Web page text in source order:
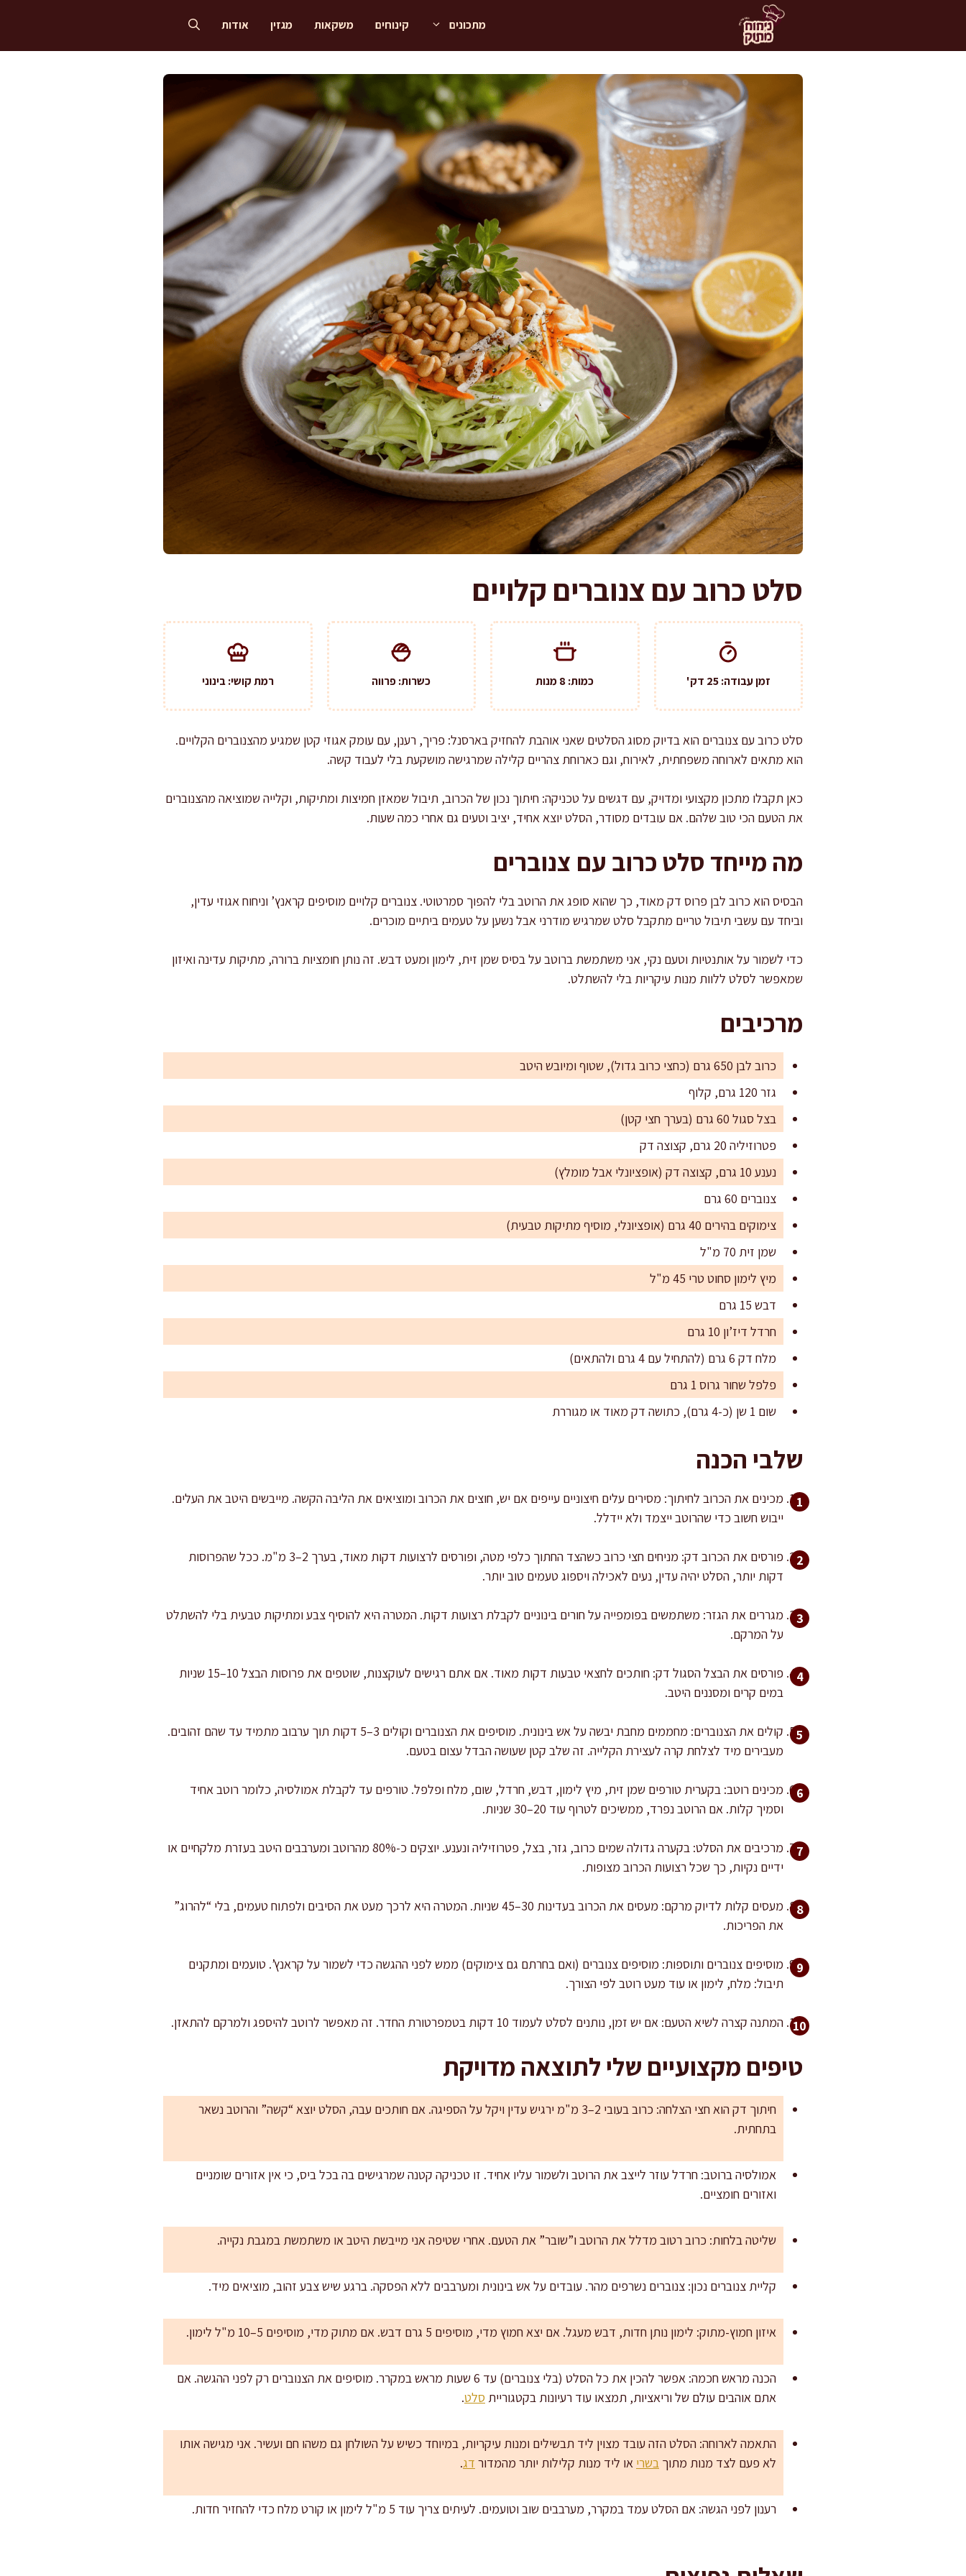
מתכונים קינוחים משקאות מגזין אודות
סלט כרוב עם צנוברים קלויים
זמן עבודה: 25 דק' כמות: 8 מנות כשרות: פרווה רמת קושי: בינוני
סלט כרוב עם צנוברים הוא בדיוק מסוג הסלטים שאני אוהבת להחזיק בארסנל: פריך, רענן, עם עומק אגוזי קטן שמגיע מהצנוברים הקלויים.
הוא מתאים לארוחה משפחתית, לאירוח, וגם כארוחת צהריים קלילה שמרגישה מושקעת בלי לעבוד קשה.
כאן תקבלו מתכון מקצועי ומדויק, עם דגשים על טכניקה: חיתוך נכון של הכרוב, תיבול שמאזן חמיצות ומתיקות, וקלייה שמוציאה מהצנוברים
את הטעם הכי טוב שלהם. אם עובדים מסודר, הסלט יוצא אחיד, יציב וטעים גם אחרי כמה שעות.
מה מייחד סלט כרוב עם צנוברים
הבסיס הוא כרוב לבן פרוס דק מאוד, כך שהוא סופג את הרוטב בלי להפוך סמרטוטי. צנוברים קלויים מוסיפים קראנץ’ וניחוח אגוזי עדין,
וביחד עם עשבי תיבול טריים מתקבל סלט שמרגיש מודרני אבל נשען על טעמים ביתיים מוכרים.
כדי לשמור על אותנטיות וטעם נקי, אני משתמשת ברוטב על בסיס שמן זית, לימון ומעט דבש. זה נותן חומציות ברורה, מתיקות עדינה ואיזון
שמאפשר לסלט ללוות מנות עיקריות בלי להשתלט.
מרכיבים
כרוב לבן 650 גרם (כחצי כרוב גדול), שטוף ומיובש היטב
גזר 120 גרם, קלוף
בצל סגול 60 גרם (בערך חצי קטן)
פטרוזיליה 20 גרם, קצוצה דק
נענע 10 גרם, קצוצה דק (אופציונלי אבל מומלץ)
צנוברים 60 גרם
צימוקים בהירים 40 גרם (אופציונלי, מוסיף מתיקות טבעית)
שמן זית 70 מ"ל
מיץ לימון סחוט טרי 45 מ"ל
דבש 15 גרם
חרדל דיז’ון 10 גרם
מלח דק 6 גרם (להתחיל עם 4 גרם ולהתאים)
פלפל שחור גרוס 1 גרם
שום 1 שן (כ-4 גרם), כתושה דק מאוד או מגוררת
שלבי הכנה
מכינים את הכרוב לחיתוך: מסירים עלים חיצוניים עייפים אם יש, חוצים את הכרוב ומוציאים את הליבה הקשה. מייבשים היטב את העלים.
ייבוש חשוב כדי שהרוטב ייצמד ולא יידלל.
פורסים את הכרוב דק: מניחים חצי כרוב כשהצד החתוך כלפי מטה, ופורסים לרצועות דקות מאוד, בערך 2–3 מ"מ. ככל שהפרוסות
דקות יותר, הסלט יהיה עדין, נעים לאכילה ויספוג טעמים טוב יותר.
מגררים את הגזר: משתמשים בפומפייה על חורים בינוניים לקבלת רצועות דקות. המטרה היא להוסיף צבע ומתיקות טבעית בלי להשתלט
על המרקם.
פורסים את הבצל הסגול דק: חותכים לחצאי טבעות דקות מאוד. אם אתם רגישים לעוקצנות, שוטפים את פרוסות הבצל 10–15 שניות
במים קרים ומסננים היטב.
קולים את הצנוברים: מחממים מחבת יבשה על אש בינונית. מוסיפים את הצנוברים וקולים 3–5 דקות תוך ערבוב מתמיד עד שהם זהובים.
מעבירים מיד לצלחת קרה לעצירת הקלייה. זה שלב קטן שעושה הבדל עצום בטעם.
מכינים רוטב: בקערית טורפים שמן זית, מיץ לימון, דבש, חרדל, שום, מלח ופלפל. טורפים עד לקבלת אמולסיה, כלומר רוטב אחיד
וסמיך קלות. אם הרוטב נפרד, ממשיכים לטרוף עוד 20–30 שניות.
מרכיבים את הסלט: בקערה גדולה שמים כרוב, גזר, בצל, פטרוזיליה ונענע. יוצקים כ-80% מהרוטב ומערבבים היטב בעזרת מלקחיים או
ידיים נקיות, כך שכל רצועות הכרוב מצופות.
מעסים קלות לדיוק מרקם: מעסים את הכרוב בעדינות 30–45 שניות. המטרה היא לרכך מעט את הסיבים ולפתוח טעמים, בלי “להרוג”
את הפריכות.
מוסיפים צנוברים ותוספות: מוסיפים צנוברים (ואם בחרתם גם צימוקים) ממש לפני ההגשה כדי לשמור על קראנץ’. טועמים ומתקנים
תיבול: מלח, לימון או עוד מעט רוטב לפי הצורך.
המתנה קצרה לשיא הטעם: אם יש זמן, נותנים לסלט לעמוד 10 דקות בטמפרטורת החדר. זה מאפשר לרוטב להיספג ולמרקם להתאזן.
טיפים מקצועיים שלי לתוצאה מדויקת
חיתוך דק הוא חצי הצלחה: כרוב בעובי 2–3 מ"מ ירגיש עדין ויקל על הספיגה. אם חותכים עבה, הסלט יוצא “קשה” והרוטב נשאר
בתחתית.
אמולסיה ברוטב: חרדל עוזר לייצב את הרוטב ולשמור עליו אחיד. זו טכניקה קטנה שמרגישים בה בכל ביס, כי אין אזורים שומניים
ואזורים חומציים.
שליטה בלחות: כרוב רטוב מדלל את הרוטב ו”שובר” את הטעם. אחרי שטיפה אני מייבשת היטב או משתמשת במגבת נקייה.
קליית צנוברים נכון: צנוברים נשרפים מהר. עובדים על אש בינונית ומערבבים ללא הפסקה. ברגע שיש צבע זהוב, מוציאים מיד.
איזון חמוץ-מתוק: לימון נותן חדות, דבש מעגל. אם יצא חמוץ מדי, מוסיפים 5 גרם דבש. אם מתוק מדי, מוסיפים 5–10 מ"ל לימון.
הכנה מראש חכמה: אפשר להכין את כל הסלט (בלי צנוברים) עד 6 שעות מראש במקרר. מוסיפים את הצנוברים רק לפני ההגשה. אם
אתם אוהבים עולם של וריאציות, תמצאו עוד רעיונות בקטגוריית סלט.
התאמה לארוחה: הסלט הזה עובד מצוין ליד תבשילים ומנות עיקריות, במיוחד כשיש על השולחן גם משהו חם ועשיר. אני מגישה אותו
לא פעם לצד מנות מתוך בשרי או ליד מנות קלילות יותר מהמדור דג.
רענון לפני הגשה: אם הסלט עמד במקרר, מערבבים שוב וטועמים. לעיתים צריך עוד 5 מ"ל לימון או קורט מלח כדי להחזיר חדות.